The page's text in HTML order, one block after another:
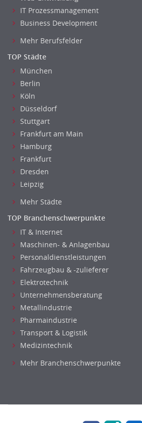
Automatisierungstechnik
Energie und Umwelttechnik
Entwicklung
Fahrzeugtechnik
Fertigungstechnik
Kunststofftechnik
Leitung, Teamleitung
Luft- und Raumfahrttechnik
Maschinenbau
Materialwissenschaft
Optiker, Akustiker
Brandschutz
Qualitätsmanagement
Technische Dokumentation
Technischer Systemplaner, Bauzeichner
Veranstaltungstechnik
Verfahrenstechnik
Vertriebsingenieur
Wirtschaftsingenieur
Technisches Gebäudemanagement (TGM)
Anwendungsadministration
IT Prozessmanagement
Business Development
Mehr Berufsfelder
TOP Städte
München
Berlin
Köln
Düsseldorf
Stuttgart
Frankfurt am Main
Hamburg
Frankfurt
Dresden
Leipzig
Mehr Städte
TOP Branchenschwerpunkte
IT & Internet
Maschinen- & Anlagenbau
Personaldienstleistungen
Fahrzeugbau & -zulieferer
Elektrotechnik
Unternehmensberatung
Metallindustrie
Pharmaindustrie
Transport & Logistik
Medizintechnik
Mehr Branchenschwerpunkte